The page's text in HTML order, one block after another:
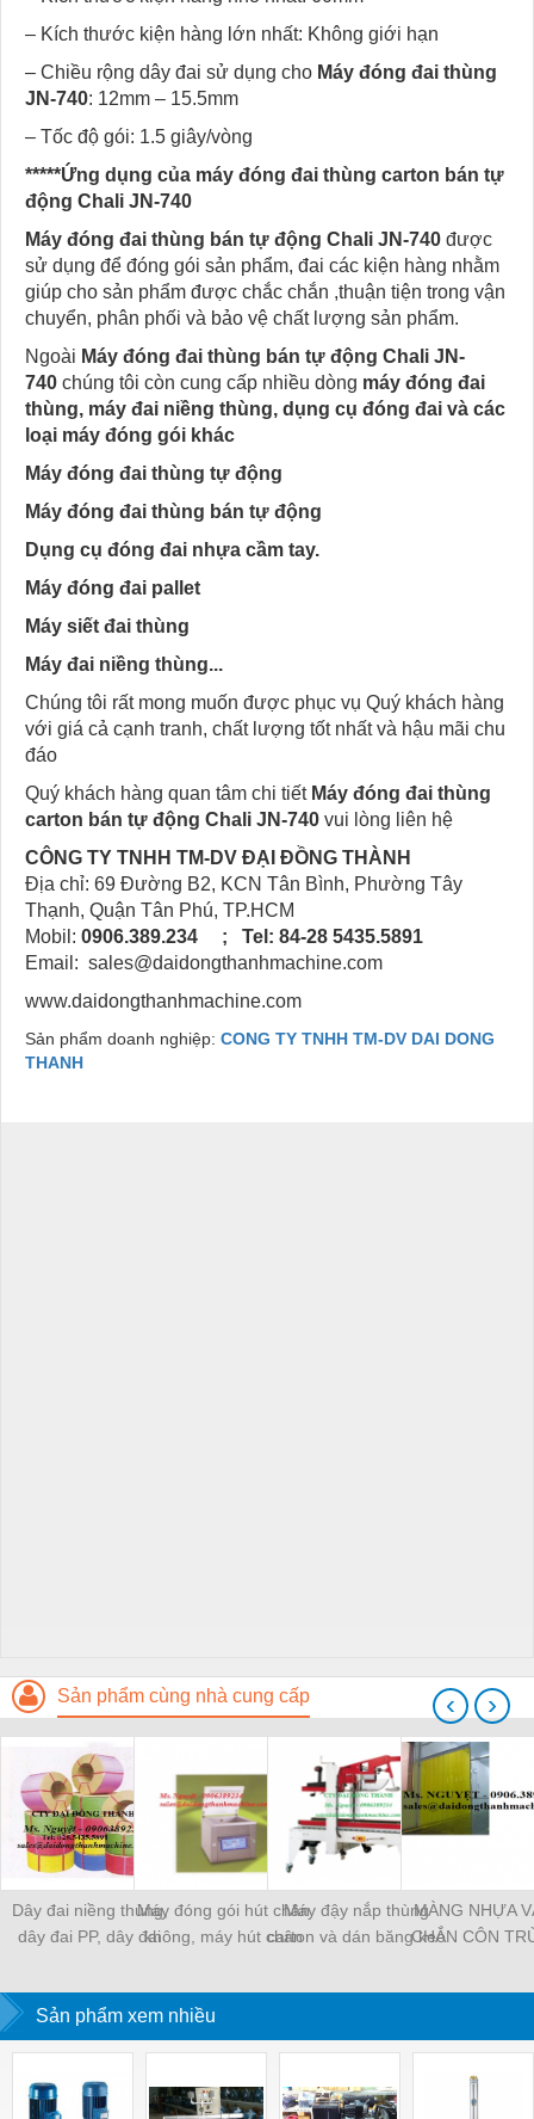
– Kích thước kiện hàng lớn nhất: Không giới hạn
– Chiều rộng dây đai sử dụng cho Máy đóng đai thùng
JN-740: 12mm – 15.5mm
– Tốc độ gói: 1.5 giây/vòng
*****Ứng dụng của máy đóng đai thùng carton bán tự
động Chali JN-740
Máy đóng đai thùng bán tự động Chali JN-740 được
sử dụng để đóng gói sản phẩm, đai các kiện hàng nhằm
giúp cho sản phẩm được chắc chắn ,thuận tiện trong vận
chuyển, phân phối và bảo vệ chất lượng sản phẩm.
Ngoài Máy đóng đai thùng bán tự động Chali JN-
740 chúng tôi còn cung cấp nhiều dòng máy đóng đai
thùng, máy đai niềng thùng, dụng cụ đóng đai và các
loại máy đóng gói khác
Máy đóng đai thùng tự động
Máy đóng đai thùng bán tự động
Dụng cụ đóng đai nhựa cầm tay.
Máy đóng đai pallet
Máy siết đai thùng
Máy đai niềng thùng...
Chúng tôi rất mong muốn được phục vụ Quý khách hàng
với giá cả cạnh tranh, chất lượng tốt nhất và hậu mãi chu
đáo
Quý khách hàng quan tâm chi tiết Máy đóng đai thùng
carton bán tự động Chali JN-740 vui lòng liên hệ
CÔNG TY TNHH TM-DV ĐẠI ĐỒNG THÀNH
Địa chỉ: 69 Đường B2, KCN Tân Bình, Phường Tây
Thạnh, Quận Tân Phú, TP.HCM
Mobil: 0906.389.234 ; Tel: 84-28 5435.5891
Email: sales@daidongthanhmachine.com
www.daidongthanhmachine.com
Sản phẩm doanh nghiệp: CONG TY TNHH TM-DV DAI DONG
THANH
Sản phẩm cùng nhà cung cấp
Dây đai niềng thùng,
dây đai PP, dây đai
Máy đóng gói hút chân
không, máy hút chân
Máy đậy nắp thùng
carton và dán băng keo
MÀNG NHỰA
CHẮN CÔN
KHO LẠNH,
‹ ›
Sản phẩm xem nhiều